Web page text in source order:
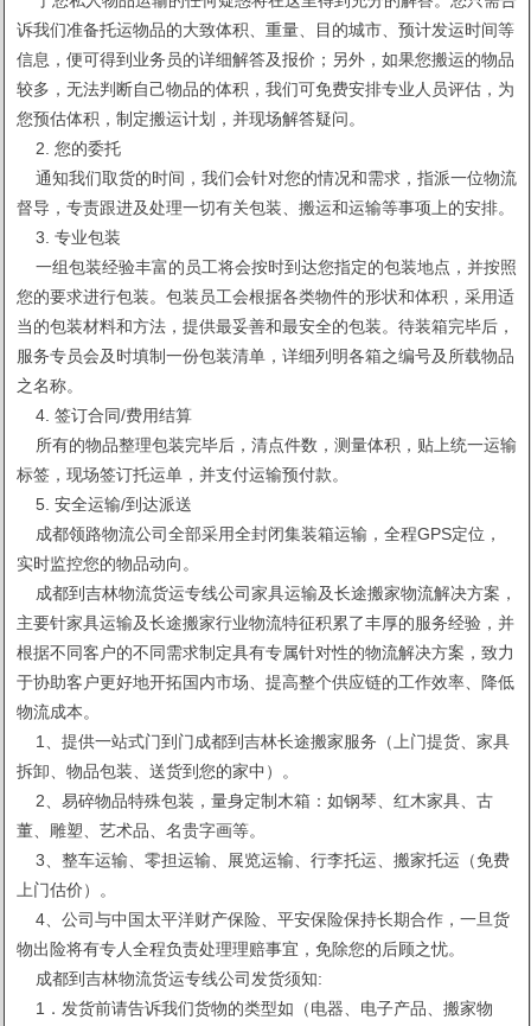
诉我们准备托运物品的大致体积、重量、目的城市、预计发运时间等
信息，便可得到业务员的详细解答及报价；另外，如果您搬运的物品
较多，无法判断自己物品的体积，我们可免费安排专业人员评估，为
您预估体积，制定搬运计划，并现场解答疑问。
2. 您的委托
通知我们取货的时间，我们会针对您的情况和需求，指派一位物流
督导，专责跟进及处理一切有关包装、搬运和运输等事项上的安排。
3. 专业包装
一组包装经验丰富的员工将会按时到达您指定的包装地点，并按照
您的要求进行包装。包装员工会根据各类物件的形状和体积，采用适
当的包装材料和方法，提供最妥善和最安全的包装。待装箱完毕后，
服务专员会及时填制一份包装清单，详细列明各箱之编号及所载物品
之名称。
4. 签订合同/费用结算
所有的物品整理包装完毕后，清点件数，测量体积，贴上统一运输
标签，现场签订托运单，并支付运输预付款。
5. 安全运输/到达派送
成都领路物流公司全部采用全封闭集装箱运输，全程GPS定位，
实时监控您的物品动向。
成都到吉林物流货运专线公司家具运输及长途搬家物流解决方案，
主要针家具运输及长途搬家行业物流特征积累了丰厚的服务经验，并
根据不同客户的不同需求制定具有专属针对性的物流解决方案，致力
于协助客户更好地开拓国内市场、提高整个供应链的工作效率、降低
物流成本。
1、提供一站式门到门成都到吉林长途搬家服务（上门提货、家具
拆卸、物品包装、送货到您的家中）。
2、易碎物品特殊包装，量身定制木箱：如钢琴、红木家具、古
董、雕塑、艺术品、名贵字画等。
3、整车运输、零担运输、展览运输、行李托运、搬家托运（免费
上门估价）。
4、公司与中国太平洋财产保险、平安保险保持长期合作，一旦货
物出险将有专人全程负责处理理赔事宜，免除您的后顾之忧。
成都到吉林物流货运专线公司发货须知:
1．发货前请告诉我们货物的类型如（电器、电子产品、搬家物